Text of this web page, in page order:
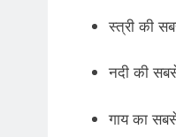
स्त्री की
नदी की
गाय का